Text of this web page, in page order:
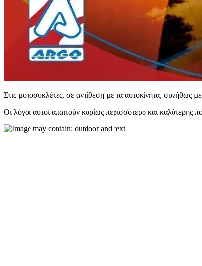
Στις µοτοσυκλέτες, σε αντίθεση µε τα αυτοκίνητα, συνήθως
Οι λόγοι αυτοί απαιτούν κυρίως περισσότερο και